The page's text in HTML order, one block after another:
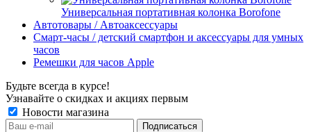
Универсальная портативная колонка Borofone
Автотовары / Автоаксессуары
Смарт-часы / детский смартфон и аксессуары для умных
часов
Ремешки для часов Apple
Будьте всегда в курсе!
Узнавайте о скидках и акциях первым
Новости магазина